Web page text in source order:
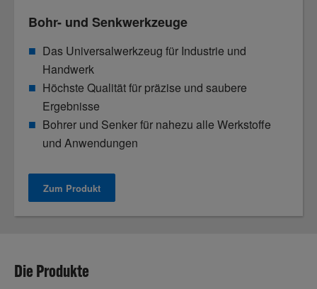
Bohr- und Senkwerkzeuge
Das Universalwerkzeug für Industrie und
Handwerk
Höchste Qualität für präzise und saubere
Ergebnisse
Bohrer und Senker für nahezu alle Werkstoffe
und Anwendungen
Zum Produkt
Die Produkte